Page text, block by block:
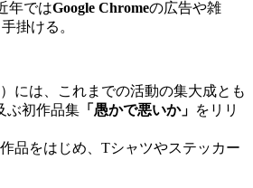
年ではGoogle Chromeの広告や雑
掛ける。
には、これまでの活動の集大成とも
ぶ初作品集 「愚かで悪いか」 をリリ
品をはじめ、Tシャツやステッカー